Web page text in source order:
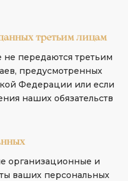
третьим лицам
передаются третьим
предусмотренных
Федерации или если
наших обязательств
организационные и
ваших персональных